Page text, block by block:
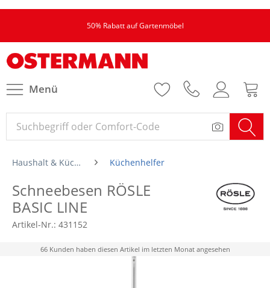
50% Rabatt auf Gartenmöbel
Menü
Haushalt & Küche Küchenhelfer
Schneebesen RÖSLE
BASIC LINE
Artikel-Nr.: 431152
66 Kunden haben diesen Artikel im letzten Monat angesehen